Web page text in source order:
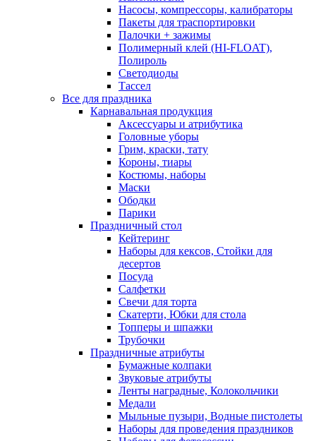
Насосы, компрессоры, калибраторы
Пакеты для траспортировки
Палочки + зажимы
Полимерный клей (HI-FLOAT),
Полироль
Светодиоды
Тассел
Все для праздника
Карнавальная продукция
Аксессуары и атрибутика
Головные уборы
Грим, краски, тату
Короны, тиары
Костюмы, наборы
Маски
Ободки
Парики
Праздничный стол
Кейтеринг
Наборы для кексов, Стойки для
десертов
Посуда
Салфетки
Свечи для торта
Скатерти, Юбки для стола
Топперы и шпажки
Трубочки
Праздничные атрибуты
Бумажные колпаки
Звуковые атрибуты
Ленты наградные, Колокольчики
Медали
Мыльные пузыри, Водные пистолеты
Наборы для проведения праздников